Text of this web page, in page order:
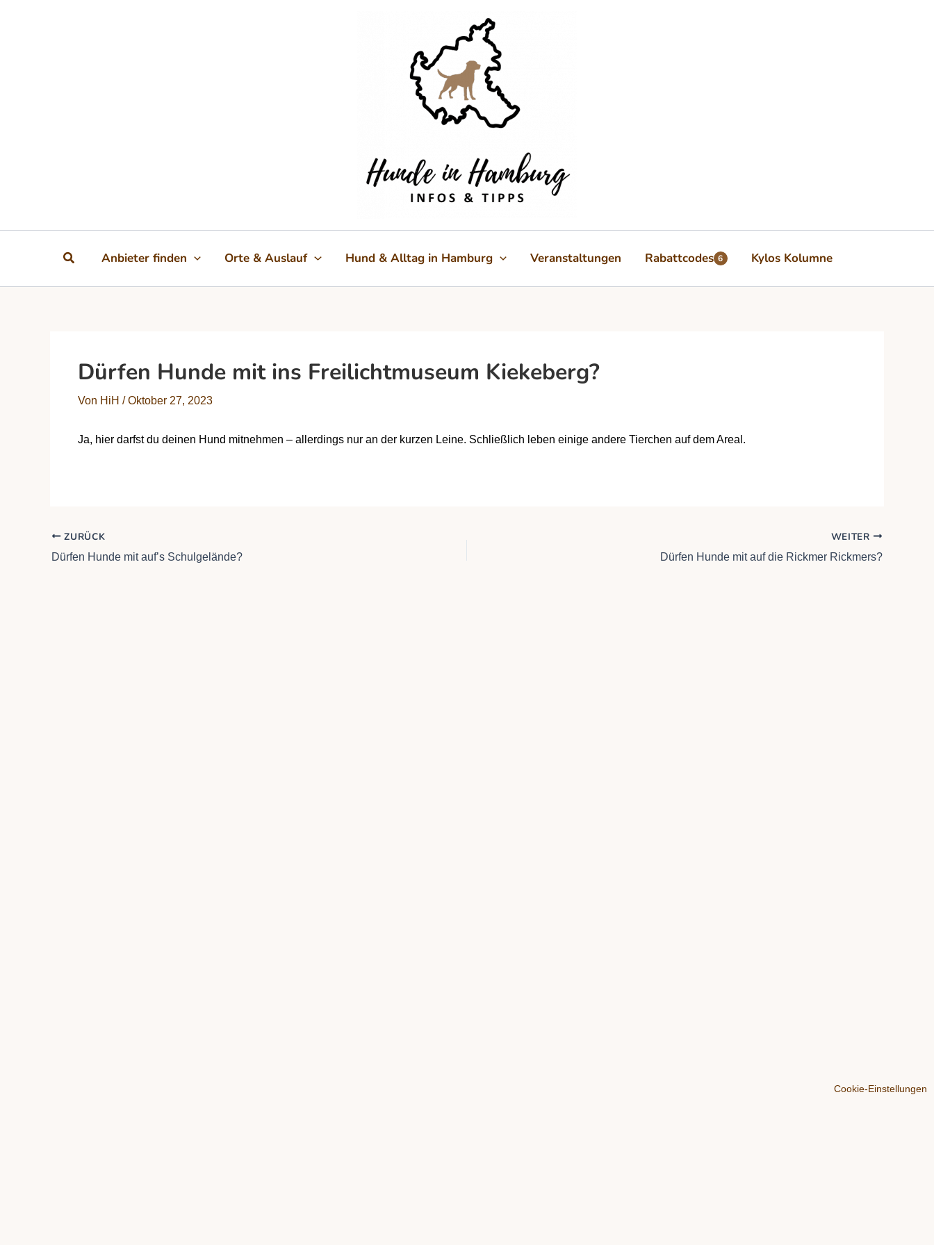
SuchenAnbieter finden Orte & Auslauf Hund & Alltag in Hamburg Veranstaltungen Rabattcodes 6 Kylos Kolumne
Dürfen Hunde mit ins Freilichtmuseum Kiekeberg?
Von HiH /Oktober 27, 2023
Ja, hier darfst du deinen Hund mitnehmen – allerdings nur an der kurzen Leine. Schließlich leben einige andere Tierchen auf dem Areal.
ZURÜCK
Dürfen Hunde mit auf’s Schulgelände?
WEITER
Dürfen Hunde mit auf die Rickmer Rickmers?
Cookie-Einstellungen